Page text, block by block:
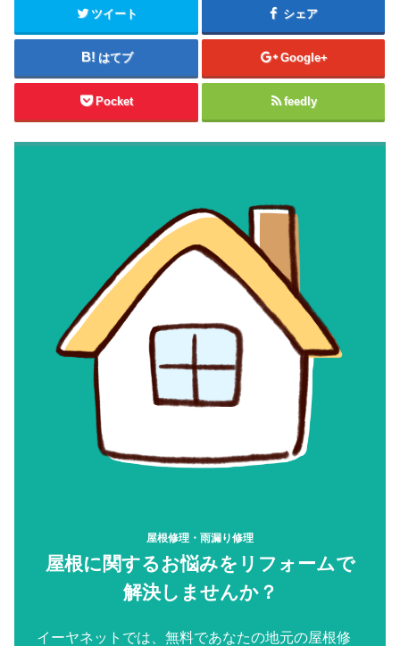
ツイート シェア
はてブ Google+
Pocket feedly
屋根修理・雨漏り修理
屋根に関するお悩みをリフォームで
解決しませんか？
イーヤネットでは、無料であなたの地元の屋根修